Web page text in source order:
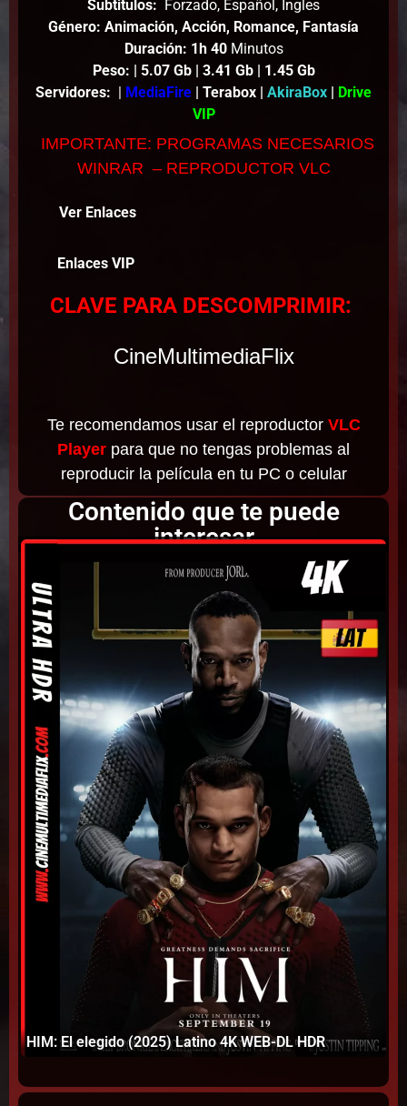
Subtitulos: Forzado, Español, Ingles
Género: Animación, Acción, Romance, Fantasía
Duración: 1h 40 Minutos
Peso: | 5.07 Gb | 3.41 Gb | 1.45Gb
Servidores: | MediaFire | Terabox | AkiraBox | Drive
VIP
IMPORTANTE: PROGRAMAS NECESARIOS
WINRAR – REPRODUCTOR VLC
Ver Enlaces
Enlaces VIP
CLAVE PARA DESCOMPRIMIR:
CineMultimediaFlix
Te recomendamos usar el reproductor VLC
Player para que no tengas problemas al
reproducir la película en tu PC o celular
Contenido que te puede
interesar
HIM: El elegido (2025) Latino 4K WEB-DL HDR